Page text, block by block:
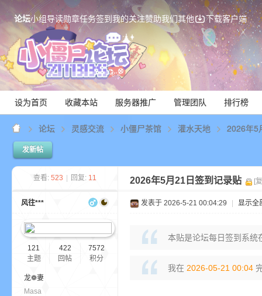
论坛小组导读勋章任务签到我的关注赞助我们其他 下载客户端
设为首页 收藏本站 服务器推广 管理团队 排行榜
论坛 灵感交流 小僵尸茶馆 灌水天地 2026年5
发新帖
查看: 523 回复: 11 2026年5月21日签到记录贴 [
风往***
121
主题
422
回帖
7572
积分
龙❁妻
Masa
发表于 2026-5-21 00:04:29 显示全
本贴是论坛每日签到系统
我在 2026-05-21 00:04